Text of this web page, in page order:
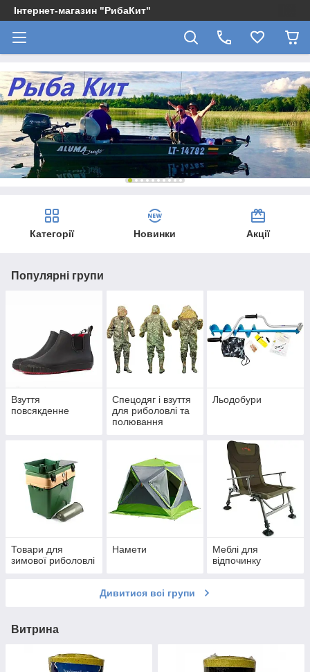
Інтернет-магазин "РибаКит"
Категорії Новинки Акції
Популярні групи
Взуття
повсякденне
Спецодяг і взуття
для риболовлі та
полювання
Льодобури
Товари для
зимової риболовлі
Намети
Меблі для
відпочинку
Дивитися всі групи
Витрина